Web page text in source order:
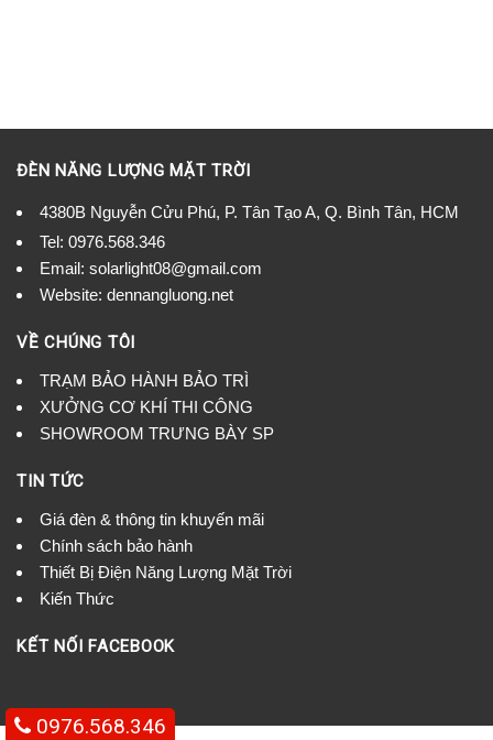
ĐÈN NĂNG LƯỢNG MẶT TRỜI
4380B Nguyễn Cửu Phú, P. Tân Tạo A, Q. Bình Tân, HCM
Tel: 0976.568.346
Email: solarlight08@gmail.com
Website: dennangluong.net
VỀ CHÚNG TÔI
TRẠM BẢO HÀNH BẢO TRÌ
XƯỞNG CƠ KHÍ THI CÔNG
SHOWROOM TRƯNG BÀY SP
TIN TỨC
Giá đèn & thông tin khuyến mãi
Chính sách bảo hành
Thiết Bị Điện Năng Lượng Mặt Trời
Kiến Thức
KẾT NỐI FACEBOOK
0976.568.346